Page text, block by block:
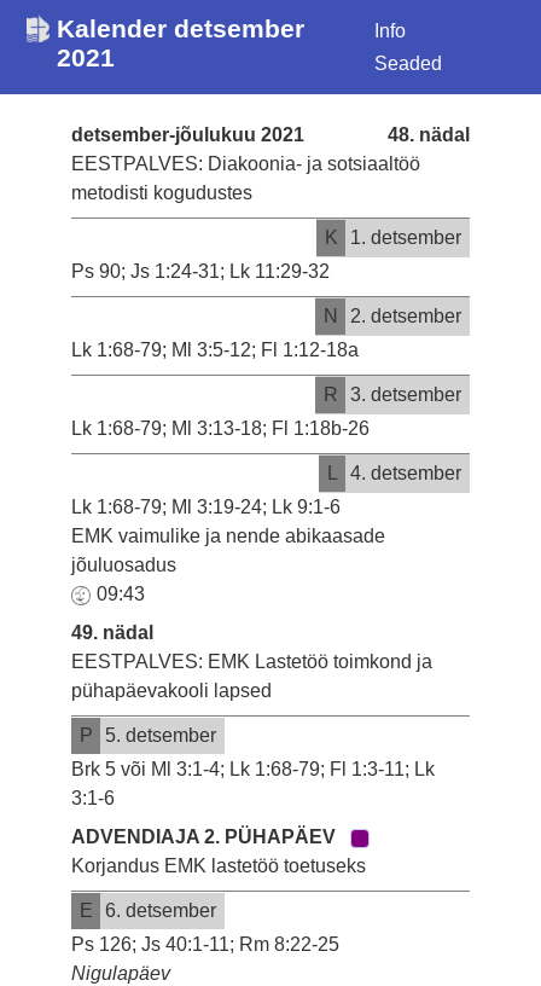
Kalender detsember
2021
Info
Seaded
48. nädal
detsember-jõulukuu 2021
EESTPALVES: Diakoonia- ja sotsiaaltöö
metodisti kogudustes
K
1. detsember
Ps 90; Js 1:24-31; Lk 11:29-32
N
2. detsember
Lk 1:68-79; Ml 3:5-12; Fl 1:12-18a
R
3. detsember
Lk 1:68-79; Ml 3:13-18; Fl 1:18b-26
4. detsember
Lk 1:68-79; Ml 3:19-24; Lk 9:1-6
EMK vaimulike ja nende abikaasade
jõuluosadus
09:43
49. nädal
EESTPALVES: EMK Lastetöö toimkond ja
pühapäevakooli lapsed
P
5. detsember
Brk 5 või Ml 3:1-4; Lk 1:68-79; Fl 1:3-11; Lk
3:1-6
ADVENDIAJA 2. PÜHAPÄEV
Korjandus EMK lastetöö toetuseks
E
6. detsember
Ps 126; Js 40:1-11; Rm 8:22-25
Nigulapäev